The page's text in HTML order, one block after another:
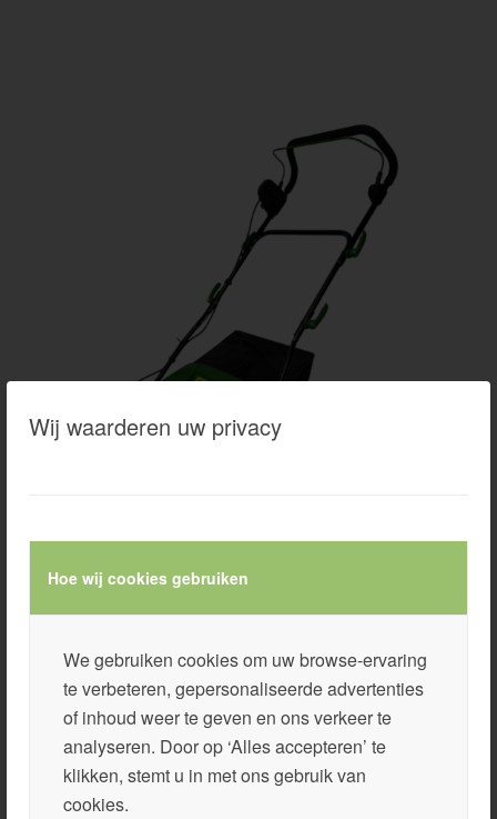
Wij waarderen uw privacy
Hoe wij cookies gebruiken
We gebruiken cookies om uw browse-ervaring
te verbeteren, gepersonaliseerde advertenties
of inhoud weer te geven en ons verkeer te
analyseren. Door op ‘Alles accepteren’ te
klikken, stemt u in met ons gebruik van
cookies.